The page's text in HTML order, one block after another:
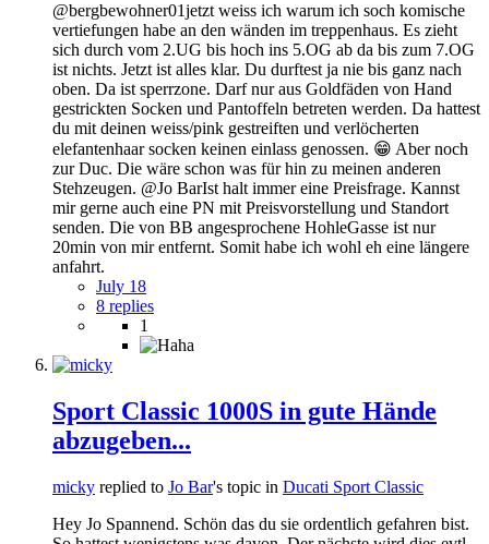
@bergbewohner01jetzt weiss ich warum ich soch komische
vertiefungen habe an den wänden im treppenhaus. Es zieht
sich durch vom 2.UG bis hoch ins 5.OG ab da bis zum 7.OG
ist nichts. Jetzt ist alles klar. Du durftest ja nie bis ganz nach
oben. Da ist sperrzone. Darf nur aus Goldfäden von Hand
gestrickten Socken und Pantoffeln betreten werden. Da hattest
du mit deinen weiss/pink gestreiften und verlöcherten
elefantenhaar socken keinen einlass genossen. 😁 Aber noch
zur Duc. Die wäre schon was für hin zu meinen anderen
Stehzeugen. @Jo BarIst halt immer eine Preisfrage. Kannst
mir gerne auch eine PN mit Preisvorstellung und Standort
senden. Die von BB angesprochene HohleGasse ist nur
20min von mir entfernt. Somit habe ich wohl eh eine längere
anfahrt.
July 18
8 replies
1
Sport Classic 1000S in gute Hände
abzugeben...
micky replied to Jo Bar's topic in Ducati Sport Classic
Hey Jo Spannend. Schön das du sie ordentlich gefahren bist.